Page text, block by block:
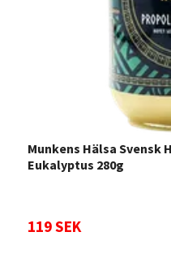
Munkens Hälsa Svensk
Eukalyptus 280g
119 SEK